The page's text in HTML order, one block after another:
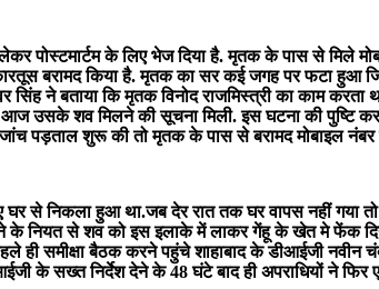
पोस्टमार्टम के लिए भेज दिया है. मृतक के पास से मिले
बरामद किया है. मृतक का सर कई जगह पर फटा हुआ
ने बताया कि मृतक विनोद राजमिस्त्री का काम
शव मिलने की सूचना मिली. इस घटना की पुष्टि करते
पड़ताल शुरू की तो मृतक के पास से बरामद मोबाइल नंबर
निकला हुआ था.जब देर रात तक घर वापस नहीं गया तो
के नियत से शव को इस इलाके में लाकर गेंहू के खेत मे फेंक
ही समीक्षा बैठक करने पहुंचे शाहाबाद के डीआईजी नवीन
के सख्त निर्देश देने के 48 घंटे बाद ही अपराधियों ने